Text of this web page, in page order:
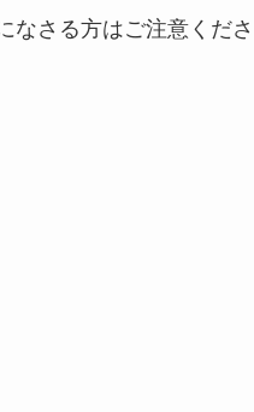
なさる方はご注意くだ